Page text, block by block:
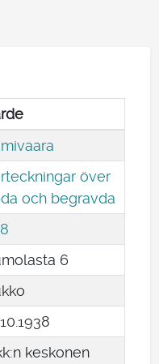
över
och begravda
6
101938
keskonen